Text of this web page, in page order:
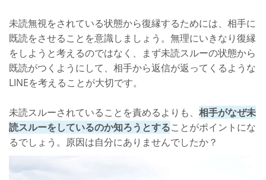
未読無視をされている状態から復縁するためには、相手に
既読をさせることを意識しましょう。無理にいきなり復縁
をしようと考えるのではなく、まず未読スルーの状態から
既読がつくようにして、相手から返信が返ってくるような
LINEを考えることが大切です。
未読スルーされていることを責めるよりも、 相手がなぜ未
読スルーをしているのか知ろうとすることがポイントにな
るでしょう。原因は自分にありませんでしたか？